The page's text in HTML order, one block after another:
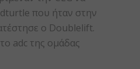
που ήταν στην
ο Doublelift.
adc της ομάδας